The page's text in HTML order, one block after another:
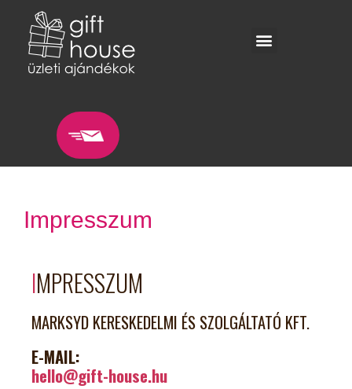
Impresszum
IMPRESSZUM
MARKSYD KERESKEDELMI ÉS SZOLGÁLTATÓ KFT.
E-MAIL:
hello@gift-house.hu